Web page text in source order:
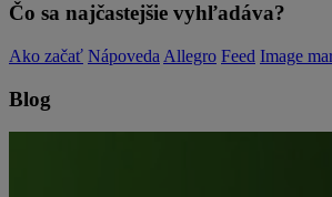
Čo sa najčastejšie vyhľadáva?
Ako začať Nápoveda Allegro Feed Image
Blog